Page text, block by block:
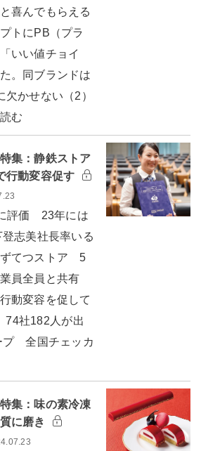
喜んでもらえる
トにPB（プラ
いい値チョイ
。同ブランドは
欠かせない（2）
む
集：静鉄ストア
動変容促す
評価 23年には
志美社長率いる
ずてつストア 5
員全員と共有
動変容を促して
社182人が出
プ 全国チェッカ
集：味の素冷凍
に磨き